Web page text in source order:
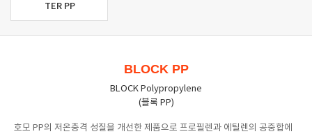
TER PP
BLOCK PP
BLOCK Polypropylene
(블록 PP)
호모 PP의 저온충격 성질을 개선한 제품으로 프로필렌과 에틸렌의 공중합에